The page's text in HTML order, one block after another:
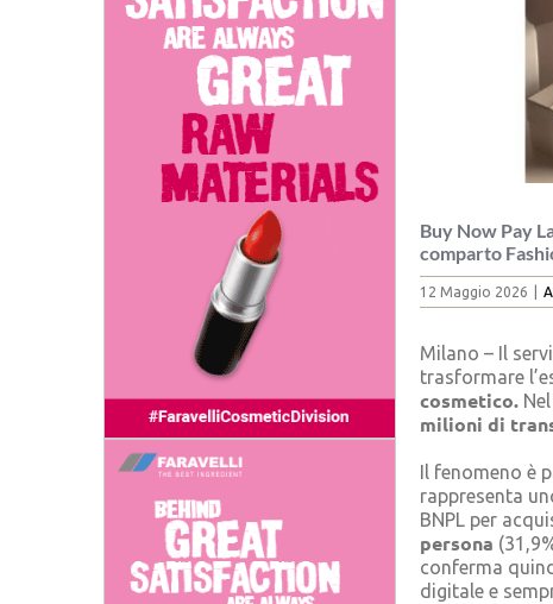
Buy Now Pay
comparto
12 Maggio 2026
Milano – Il
trasformare
cosmetico.
milioni di
Il fenomeno è
rappresenta
BNPL per
persona
conferma
digitale e